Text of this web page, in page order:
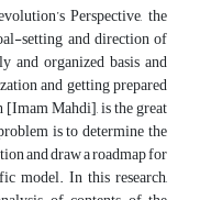
Perspective, the
setting and direction of
and organized basis and
and getting prepared
Mahdi], is the great
is to determine the
and draw a roadmap for
model. In this research,